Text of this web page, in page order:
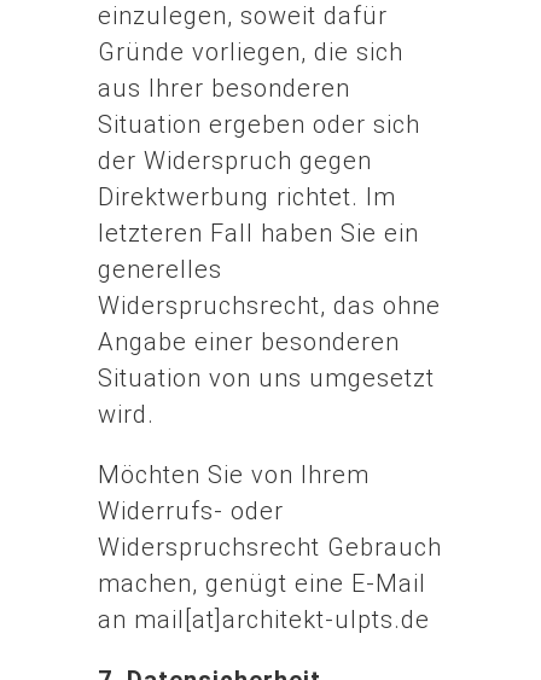
einzulegen, soweit dafür
Gründe vorliegen, die sich
aus Ihrer besonderen
Situation ergeben oder sich
der Widerspruch gegen
Direktwerbung richtet. Im
letzteren Fall haben Sie ein
generelles
Widerspruchsrecht, das ohne
Angabe einer besonderen
Situation von uns umgesetzt
wird.
Möchten Sie von Ihrem
Widerrufs- oder
Widerspruchsrecht Gebrauch
machen, genügt eine E-Mail
an mail[at]architekt-ulpts.de